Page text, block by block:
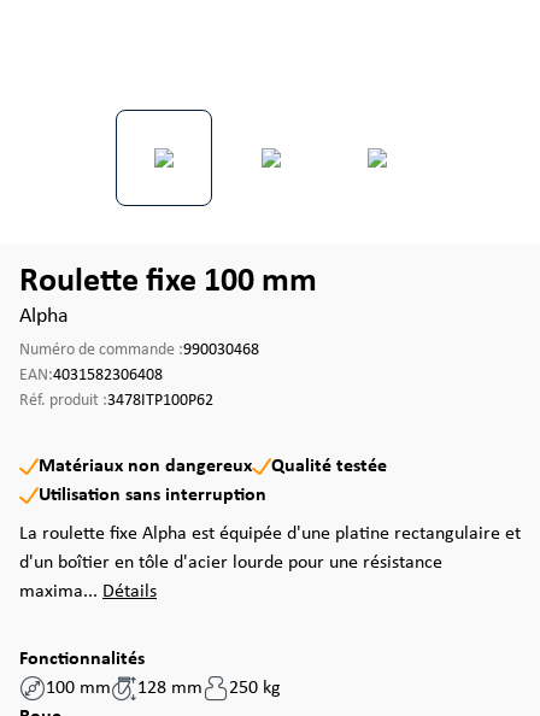
Roulette fixe 100 mm
Alpha
Numéro de commande :990030468
EAN:4031582306408
Réf. produit :3478ITP100P62
Matériaux non dangereux
Qualité testée
Utilisation sans interruption
La roulette fixe Alpha est équipée d'une platine rectangulaire et
d'un boîtier en tôle d'acier lourde pour une résistance
maxima... Détails
Fonctionnalités
100 mm
128 mm
250 kg